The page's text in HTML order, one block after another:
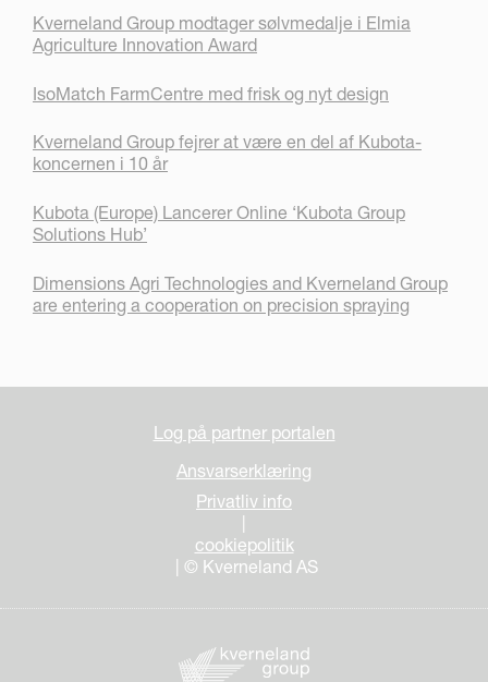
Kverneland Group modtager sølvmedalje i Elmia
Agriculture Innovation Award
IsoMatch FarmCentre med frisk og nyt design
Kverneland Group fejrer at være en del af Kubota-
koncernen i 10 år
Kubota (Europe) Lancerer Online ‘Kubota Group
Solutions Hub’
Dimensions Agri Technologies and Kverneland Group
are entering a cooperation on precision spraying
Log på partner portalen
Ansvarserklæring
Privatliv info
|
cookiepolitik
| © Kverneland AS